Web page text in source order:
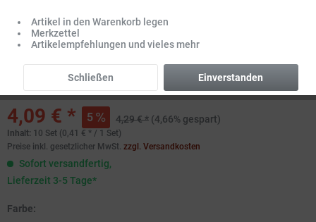
4,09 € * 5 4,29 € * (4,66% gespart)
Inhalt: 10 Set (0,41 € * / 1 Set)
Preise inkl. gesetzlicher MwSt. zzgl. Versandkosten
Sofort versandfertig,
Lieferzeit 3-5 Tage*
Farbe:
Artikel in den Warenkorb legen
Merkzettel
Artikelempfehlungen und vieles mehr
Einverstanden
Schließen